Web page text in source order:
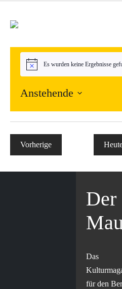
HinweisEs wurden keine Ergebnisse
Anstehende
wählen.
Vorherige
Veranstaltungen
Der
Das
für den